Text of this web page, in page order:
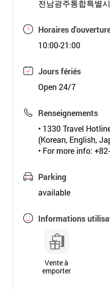
전남광주통합특별
Horaires
10:00-21:00
Jours fériés
Open 24/7
Renseignements
• 1330 Travel
(Korean, English,
• For more info:
Parking
available
Informations
Vente à
emporter